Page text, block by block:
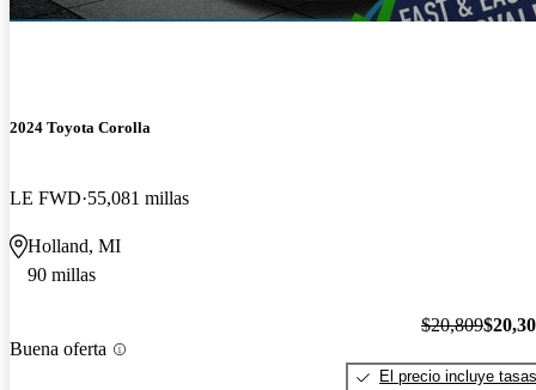
2024 Toyota Corolla
LE FWD 55,081 millas
Holland, MI
90 millas
Buena oferta
$20,809
El precio incluye tasas